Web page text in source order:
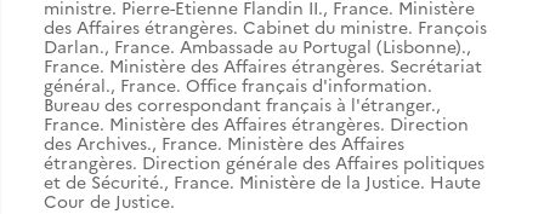
ministre. Pierre-Etienne Flandin II., France. Ministère
des Affaires étrangères. Cabinet du ministre. François
Darlan., France. Ambassade au Portugal (Lisbonne).,
France. Ministère des Affaires étrangères. Secrétariat
général., France. Office français d'information.
Bureau des correspondant français à l'étranger.,
France. Ministère des Affaires étrangères. Direction
des Archives., France. Ministère des Affaires
étrangères. Direction générale des Affaires politiques
et de Sécurité., France. Ministère de la Justice. Haute
Cour de Justice.